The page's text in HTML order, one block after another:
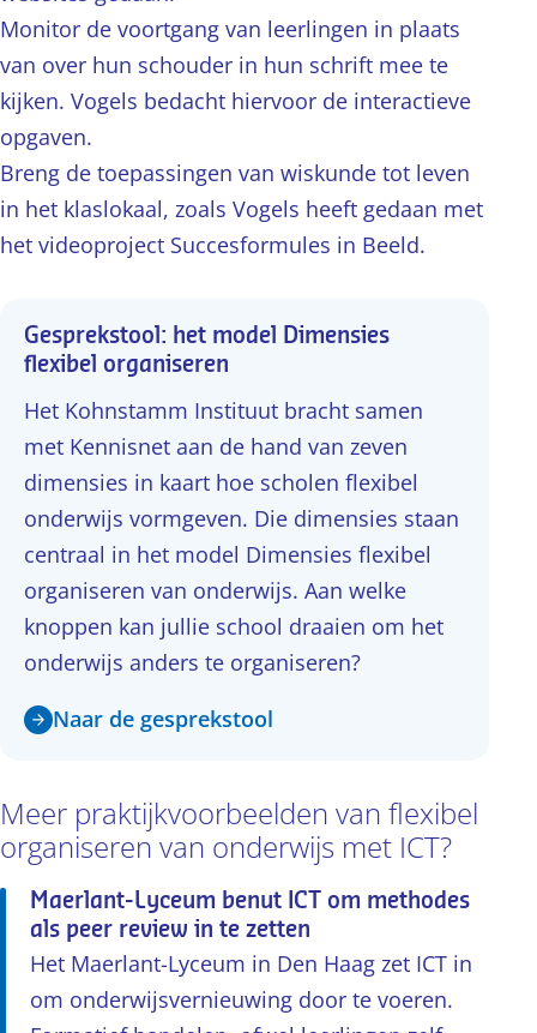
Monitor de voortgang van leerlingen in plaats
van over hun schouder in hun schrift mee te
kijken. Vogels bedacht hiervoor de interactieve
opgaven.
Breng de toepassingen van wiskunde tot leven
in het klaslokaal, zoals Vogels heeft gedaan met
het videoproject Succesformules in Beeld.
Gesprekstool: het model Dimensies
flexibel organiseren
Het Kohnstamm Instituut bracht samen
met Kennisnet aan de hand van zeven
dimensies in kaart hoe scholen flexibel
onderwijs vormgeven. Die dimensies staan
centraal in het model Dimensies flexibel
organiseren van onderwijs. Aan welke
knoppen kan jullie school draaien om het
onderwijs anders te organiseren?
Naar de gesprekstool
Meer praktijkvoorbeelden van flexibel
organiseren van onderwijs met ICT?
Maerlant-Lyceum benut ICT om methodes
als peer review in te zetten
Het Maerlant-Lyceum in Den Haag zet ICT in
om onderwijsvernieuwing door te voeren.